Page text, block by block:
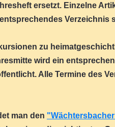
ersetzt. Einzelne
Verzeichnis
zu
wird ein
Alle Termine des
man den